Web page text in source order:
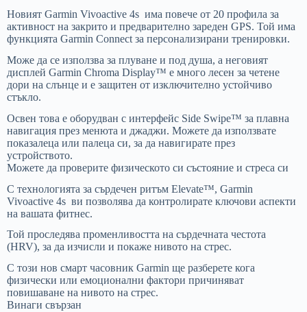
Новият Garmin Vivoactive 4s има повече от 20 профила за
активност на закрито и предварително зареден GPS. Той има
функцията Garmin Connect за персонализирани тренировки.
Може да се използва за плуване и под душа, а неговият
дисплей Garmin Chroma Display™ е много лесен за четене
дори на слънце и е защитен от изключително устойчиво
стъкло.
Освен това е оборудван с интерфейс Side Swipe™ за плавна
навигация през менюта и джаджи. Можете да използвате
показалеца или палеца си, за да навигирате през
устройството.
Можете да проверите физическото си състояние и стреса си
С технологията за сърдечен ритъм Elevate™, Garmin
Vivoactive 4s ви позволява да контролирате ключови аспекти
на вашата фитнес.
Той проследява променливостта на сърдечната честота
(HRV), за да изчисли и покаже нивото на стрес.
С този нов смарт часовник Garmin ще разберете кога
физически или емоционални фактори причиняват
повишаване на нивото на стрес.
Винаги свързан